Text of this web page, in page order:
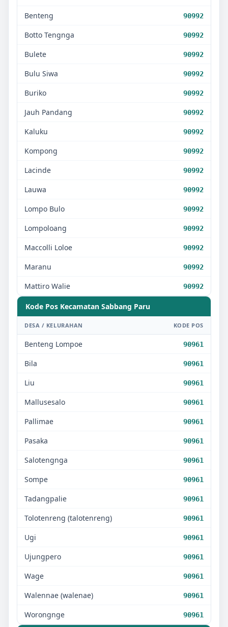
Benteng 90992
Botto Tengnga 90992
Bulete 90992
Bulu Siwa 90992
Buriko 90992
Jauh Pandang 90992
Kaluku 90992
Kompong 90992
Lacinde 90992
Lauwa 90992
Lompo Bulo 90992
Lompoloang 90992
Maccolli Loloe 90992
Maranu 90992
Mattiro Walie 90992
Kode Pos Kecamatan Sabbang Paru
DESA / KELURAHAN KODE POS
Benteng Lompoe 90961
Bila 90961
Liu 90961
Mallusesalo 90961
Pallimae 90961
Pasaka 90961
Salotengnga 90961
Sompe 90961
Tadangpalie 90961
Tolotenreng (talotenreng) 90961
Ugi 90961
Ujungpero 90961
Wage 90961
Walennae (walenae) 90961
Worongnge 90961